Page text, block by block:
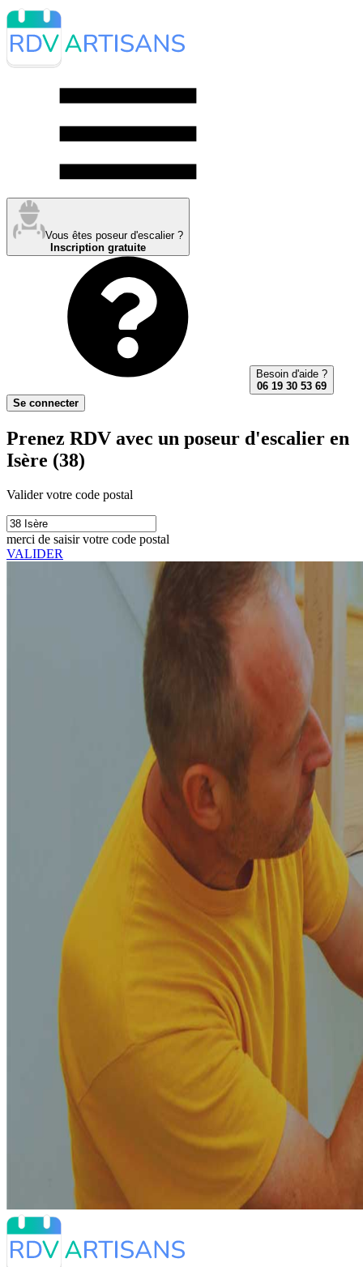
Vous êtes poseur d'escalier ?
Inscription gratuite
Besoin d'aide ?
06 19 30 53 69
Se connecter
Prenez RDV avec un poseur d'escalier en
Isère (38)
Valider votre code postal
merci de saisir votre code postal
VALIDER